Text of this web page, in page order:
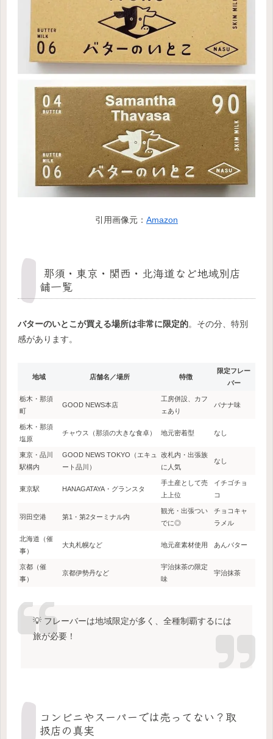
引用画像元： Amazon
那須・東京・関西・北海道など地域別店
舗一覧
バターのいとこが買える場所は非常に限定的。その分、特別
感があります。
地域 店舗名／場所 特徴
限定フレー
バー
栃木・那須
町
GOOD NEWS本店
工房併設、カフ
ェあり
バナナ味
栃木・那須
塩原
チャウス（那須の大きな食卓） 地元密着型 なし
東京・品川
駅構内
GOOD NEWS TOKYO（エキュ
ート品川）
改札内・出張族
に人気
なし
東京駅 HANAGATAYA・グランスタ
手土産として売
上上位
イチゴチョ
コ
羽田空港 第1・第2ターミナル内
観光・出張つい
でに◎
チョコキャ
ラメル
北海道（催
事）
大丸札幌など 地元産素材使用 あんバター
京都（催
事）
京都伊勢丹など
宇治抹茶の限定
味
宇治抹茶
💡 フレーバーは地域限定が多く、全種制覇するには
旅が必要！
コンビニやスーパーでは売ってない？取
扱店の真実